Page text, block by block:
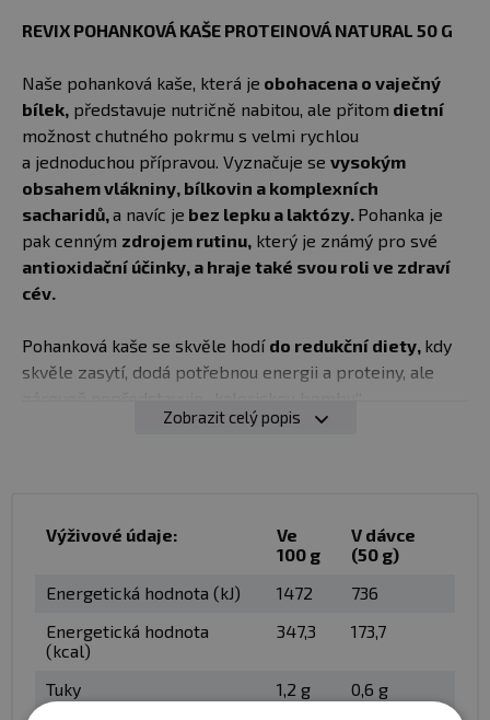
REVIX POHANKOVÁ KAŠE PROTEINOVÁ NATURAL 50 G
Naše pohanková kaše, která je obohacena o vaječný
bílek, představuje nutričně nabitou, ale přitom dietní
možnost chutného pokrmu s velmi rychlou
a jednoduchou přípravou. Vyznačuje se vysokým
obsahem vlákniny, bílkovin a komplexních
sacharidů,a navíc je bez lepku a laktózy. Pohanka je
pak cenným zdrojem rutinu, který je známý pro své
antioxidační účinky, a hraje také svou roli ve zdraví
cév.
Pohanková kaše se skvěle hodí do redukční diety, kdy
skvěle zasytí, dodá potřebnou energii a proteiny, ale
Vysoký obsah vlákniny, bílkovin a komplexních
Dávkování/Použití:
Obsah sáčku (50 g) vysypte zalijte
200-250 ml horkou vodou. Zamíchejte a nechte 3 minuty
stát. Množství vody si můžete přizpůsobit.
Balení:
Zobrazit celý popis
Výživové údaje:
Ve
100 g
V dávce
(50 g)
Energetická hodnota (kJ)
1472
736
Energetická hodnota
(kcal)
347,3 173,7
Tuky 1,2 g
0,6 g